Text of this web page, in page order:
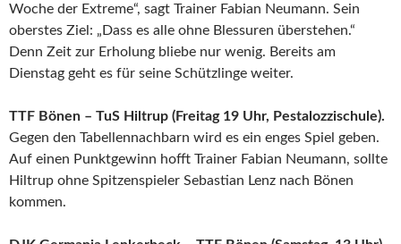
Woche der Extreme“, sagt Trainer Fabian Neumann. Sein
oberstes Ziel: „Dass es alle ohne Blessuren überstehen.“
Denn Zeit zur Erholung bliebe nur wenig. Bereits am
Dienstag geht es für seine Schützlinge weiter.
TTF Bönen – TuS Hiltrup (Freitag 19 Uhr, Pestalozzischule).
Gegen den Tabellennachbarn wird es ein enges Spiel geben.
Auf einen Punktgewinn hofft Trainer Fabian Neumann, sollte
Hiltrup ohne Spitzenspieler Sebastian Lenz nach Bönen
kommen.